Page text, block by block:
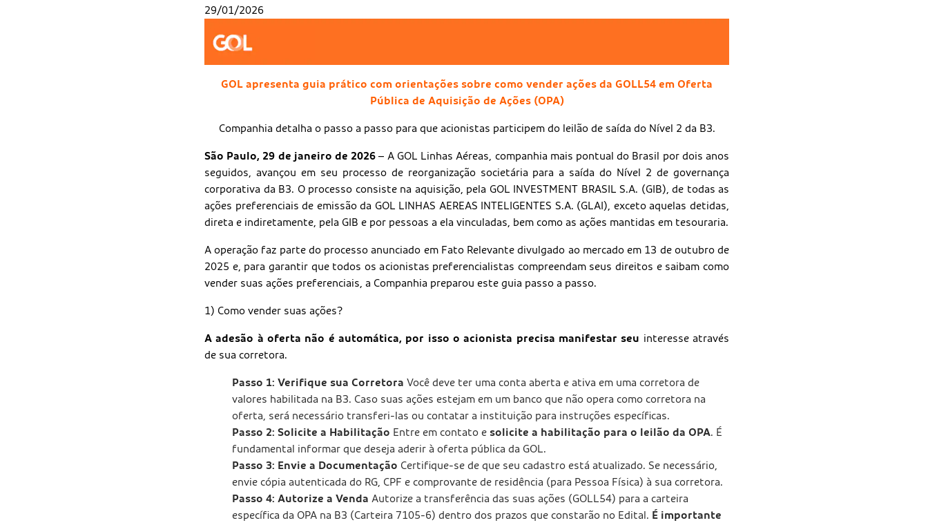
29/01/2026
GOL apresenta guia prático com orientações sobre como vender ações da GOLL54 em Oferta
Pública de Aquisição de Ações (OPA)
Companhia detalha o passo a passo para que acionistas participem do leilão de saída do Nível 2 da B3.
São Paulo, 29 de janeiro de 2026 – A GOL Linhas Aéreas, companhia mais pontual do Brasil por dois anos
seguidos, avançou em seu processo de reorganização societária para a saída do Nível 2 de governança
corporativa da B3. O processo consiste na aquisição, pela GOL INVESTMENT BRASIL S.A. (GIB), de todas as
ações preferenciais de emissão da GOL LINHAS AEREAS INTELIGENTES S.A. (GLAI), exceto aquelas detidas,
direta e indiretamente, pela GIB e por pessoas a ela vinculadas, bem como as ações mantidas em tesouraria.
A operação faz parte do processo anunciado em Fato Relevante divulgado ao mercado em 13 de outubro de
2025 e, para garantir que todos os acionistas preferencialistas compreendam seus direitos e saibam como
vender suas ações preferenciais, a Companhia preparou este guia passo a passo.
1) Como vender suas ações?
A adesão à oferta não é automática, por isso o acionista precisa manifestar seu interesse através
de sua corretora.
Passo 1: Verifique sua Corretora Você deve ter uma conta aberta e ativa em uma corretora de
valores habilitada na B3. Caso suas ações estejam em um banco que não opera como corretora na
oferta, será necessário transferi-las ou contatar a instituição para instruções específicas.
Passo 2: Solicite a Habilitação Entre em contato e solicite a habilitação para o leilão da OPA. É
fundamental informar que deseja aderir à oferta pública da GOL.
Passo 3: Envie a Documentação Certifique-se de que seu cadastro está atualizado. Se necessário,
envie cópia autenticada do RG, CPF e comprovante de residência (para Pessoa Física) à sua corretora.
Passo 4: Autorize a Venda Autorize a transferência das suas ações (GOLL54) para a carteira
específica da OPA na B3 (Carteira 7105-6) dentro dos prazos que constarão no Edital. É importante